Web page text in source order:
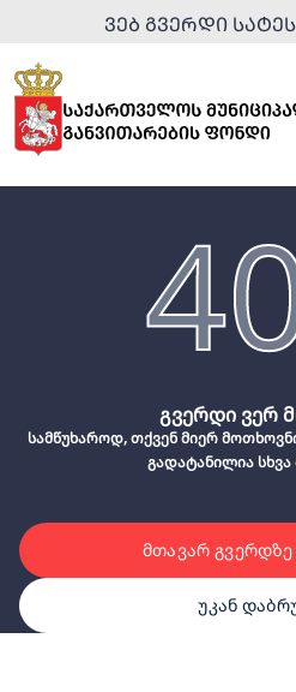
ᲕᲔᲑ ᲒᲕᲔᲠᲓᲘ
გვერდი ვერ
სამწუხაროდ, თქვენ მიერ
გადატანილია სხვა
მთავარ გვერდზე
უკან